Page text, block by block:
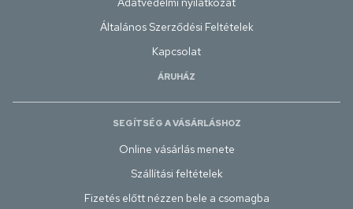
Általános Szerződési Feltételek
Kapcsolat
ÁRUHÁZ
SEGÍTSÉG A VÁSÁRLÁSHOZ
Online vásárlás menete
Szállítási feltételek
Fizetés előtt nézzen bele a csomagba